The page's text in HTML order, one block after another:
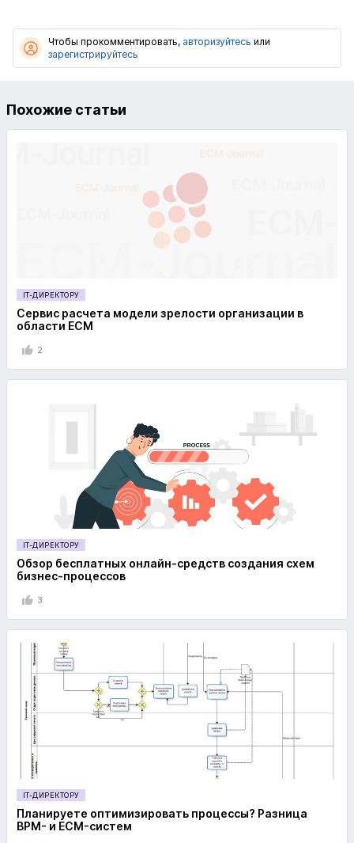
Чтобы прокомментировать, авторизуйтесь или
зарегистрируйтесь
Похожие статьи
IT-ДИРЕКТОРУ
Сервис расчета модели зрелости организации в
области ECM
2
IT-ДИРЕКТОРУ
Обзор бесплатных онлайн-средств создания схем
бизнес-процессов
3
IT-ДИРЕКТОРУ
Планируете оптимизировать процессы? Разница
BPM- и ECM-систем